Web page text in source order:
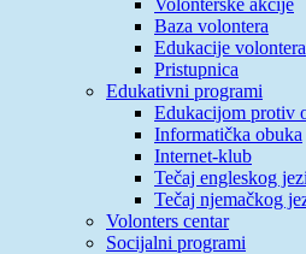
Baza volontera
Edukacije volontera
Pristupnica
Edukativni programi
Edukacijom protiv
Informatička obuka
Internet-klub
Tečaj engleskog
Tečaj njemačkog
Volonters centar
Socijalni programi